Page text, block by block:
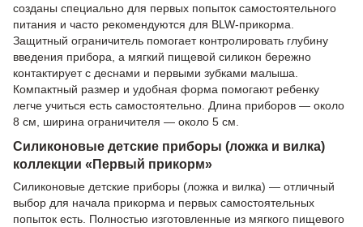
созданы специально для первых попыток самостоятельного
питания и часто рекомендуются для BLW-прикорма.
Защитный ограничитель помогает контролировать глубину
введения прибора, а мягкий пищевой силикон бережно
контактирует с деснами и первыми зубками малыша.
Компактный размер и удобная форма помогают ребенку
легче учиться есть самостоятельно. Длина приборов — около
8 см, ширина ограничителя — около 5 см.
Силиконовые детские приборы (ложка и вилка)
коллекции «Первый прикорм»
Силиконовые детские приборы (ложка и вилка) — отличный
выбор для начала прикорма и первых самостоятельных
попыток есть. Полностью изготовленные из мягкого пищевого